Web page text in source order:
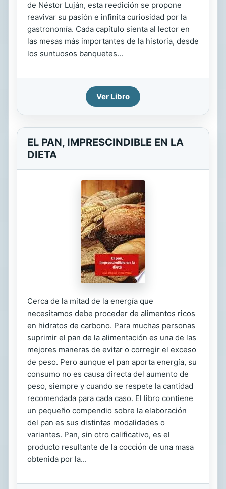
de Néstor Luján, esta reedición se propone
reavivar su pasión e infinita curiosidad por la
gastronomía. Cada capítulo sienta al lector en
las mesas más importantes de la historia, desde
los suntuosos banquetes...
Ver Libro
EL PAN, IMPRESCINDIBLE EN LA
DIETA
Cerca de la mitad de la energía que
necesitamos debe proceder de alimentos ricos
en hidratos de carbono. Para muchas personas
suprimir el pan de la alimentación es una de las
mejores maneras de evitar o corregir el exceso
de peso. Pero aunque el pan aporta energía, su
consumo no es causa directa del aumento de
peso, siempre y cuando se respete la cantidad
recomendada para cada caso. El libro contiene
un pequeño compendio sobre la elaboración
del pan es sus distintas modalidades o
variantes. Pan, sin otro calificativo, es el
producto resultante de la cocción de una masa
obtenida por la...